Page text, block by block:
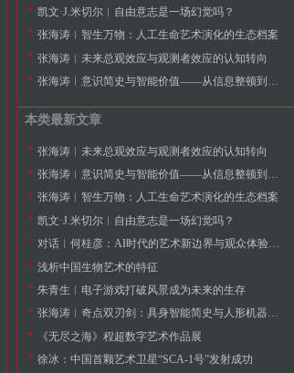
凯文·J.米切尔︱自由意志是一场幻觉吗？
张海涛︱智生万物：人工生命艺术演化的生态档案
张海涛︱未来总观效应与观测者效应的认知转向
张海涛︱意识简史与智能价值——从信息整顿到宇宙频率的演化逻辑
本类最新文章
张海涛︱未来总观效应与观测者效应的认知转向
张海涛︱意识简史与智能价值——从信息整顿到宇宙频率的演化逻辑
张海涛︱智生万物：人工生命艺术演化的生态档案
凯文·J.米切尔︱自由意志是一场幻觉吗？
对话︱何桂彦：AI时代的艺术新边界与观众体验探索
浅析中国生物艺术的特征
朱青生︱电子游戏打破风景成为未来的生存
张海涛︱奇点双刃剑：具身智能简史与人形机器人元年——未来人工智能艺术新浪潮的价值判断要素
《无尽之海》程超数字艺术作品展
徐冰：中国首颗艺术卫星“SCA-1号”发射成功